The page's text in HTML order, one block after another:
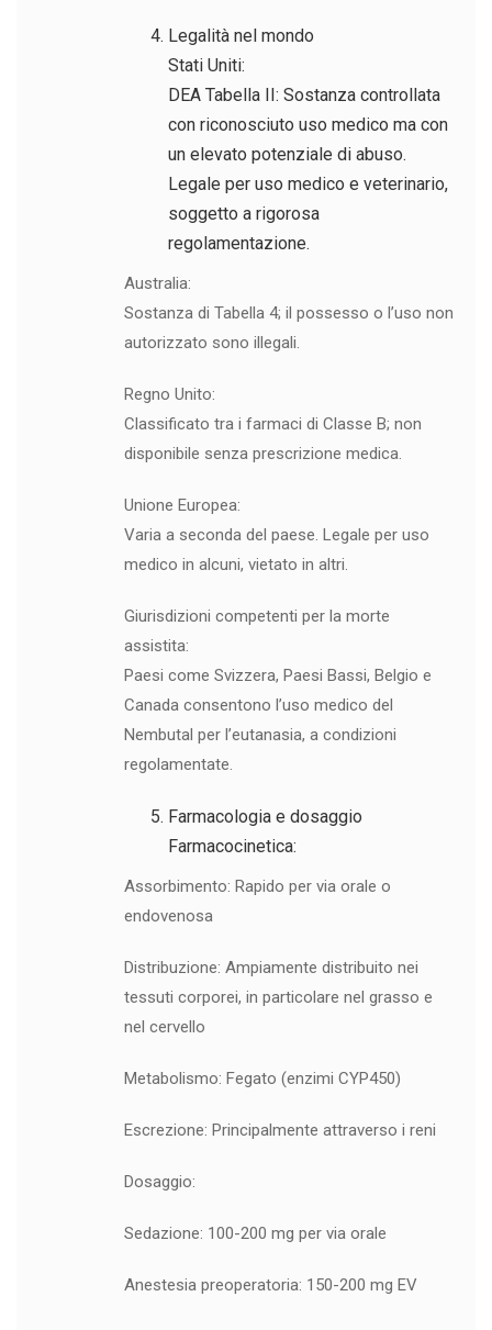
Legalità nel mondo
Stati Uniti:
DEA Tabella II: Sostanza controllata
con riconosciuto uso medico ma con
un elevato potenziale di abuso.
Legale per uso medico e veterinario,
soggetto a rigorosa
regolamentazione.
Australia:
Sostanza di Tabella 4; il possesso o l’uso non
autorizzato sono illegali.
Regno Unito:
Classificato tra i farmaci di Classe B; non
disponibile senza prescrizione medica.
Unione Europea:
Varia a seconda del paese. Legale per uso
medico in alcuni, vietato in altri.
Giurisdizioni competenti per la morte
assistita:
Paesi come Svizzera, Paesi Bassi, Belgio e
Canada consentono l’uso medico del
Nembutal per l’eutanasia, a condizioni
regolamentate.
Farmacologia e dosaggio
Farmacocinetica:
Assorbimento: Rapido per via orale o
endovenosa
Distribuzione: Ampiamente distribuito nei
tessuti corporei, in particolare nel grasso e
nel cervello
Metabolismo: Fegato (enzimi CYP450)
Escrezione: Principalmente attraverso i reni
Dosaggio:
Sedazione: 100-200 mg per via orale
Anestesia preoperatoria: 150-200 mg EV